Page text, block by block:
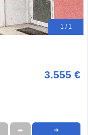
1 / 1
3.555 €
➦ ➜